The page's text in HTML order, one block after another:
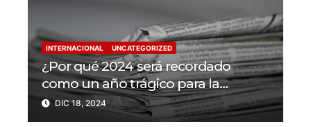
INTERNACIONAL UNCATEGORIZED
¿Por qué 2024 será recordado
como un año trágico para la
libertad de prensa? Un tercio de los
periodistas asesinados por Israel
DIC 18, 2024